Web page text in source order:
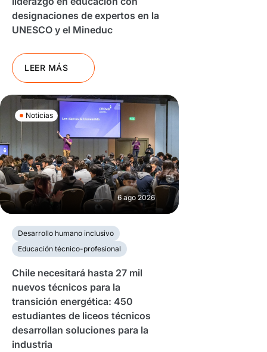
designaciones de expertos en la
UNESCO y el Mineduc
LEER MÁS
Noticias
6 ago 2026
Desarrollo humano inclusivo
Educación técnico-profesional
Chile necesitará hasta 27 mil
nuevos técnicos para la
transición energética: 450
estudiantes de liceos técnicos
desarrollan soluciones para la
industria